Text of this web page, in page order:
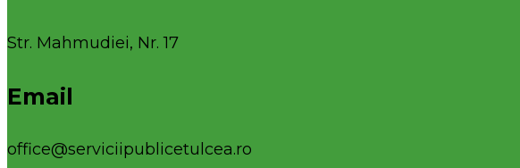
Str. Mahmudiei, Nr. 17
Email
office@serviciipublicetulcea.ro